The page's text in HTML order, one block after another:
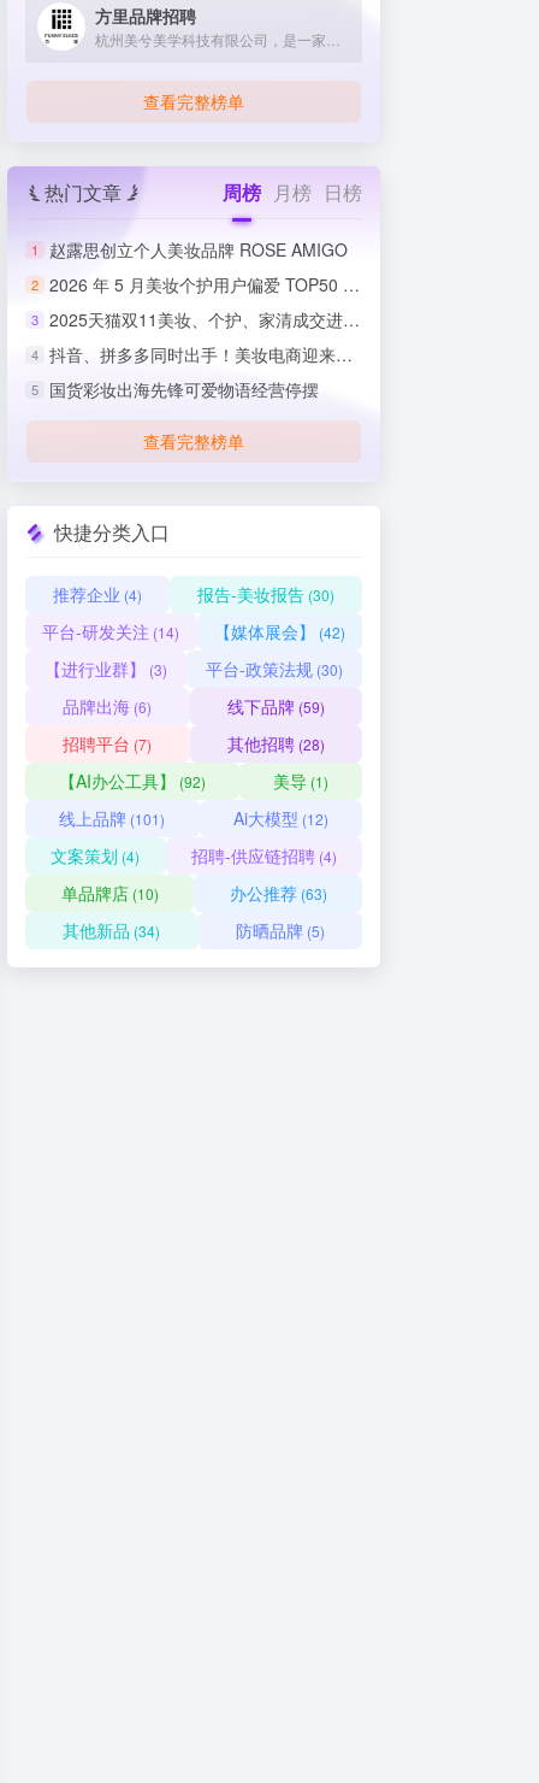
方里品牌招聘
查看完整榜单
热门文章 周榜 月榜 日榜
1 赵露思创立个人美妆品牌 ROSE AMIGO
2 2026 年 5 月美妆个护用户偏爱 TOP50 榜单出炉
3 2025天猫双11美妆、个护、家清成交进度排行榜
4 抖音、拼多多同时出手！美妆电商迎来史上最严整治
5 国货彩妆出海先锋可爱物语经营停摆
查看完整榜单
快捷分类入口
推荐企业 (4) 报告-美妆报告 (30)
平台-研发关注 (14) 【媒体展会】 (42)
【进行业群】 (3) 平台-政策法规 (30)
品牌出海 (6) 线下品牌(59)
招聘平台 (7) 其他招聘(28)
【AI办公工具】 (92) 美导 (1)
线上品牌 (101) Ai大模型 (12)
文案策划 (4) 招聘-供应链招聘(4)
单品牌店(10) 办公推荐(63)
其他新品 (34) 防晒品牌 (5)